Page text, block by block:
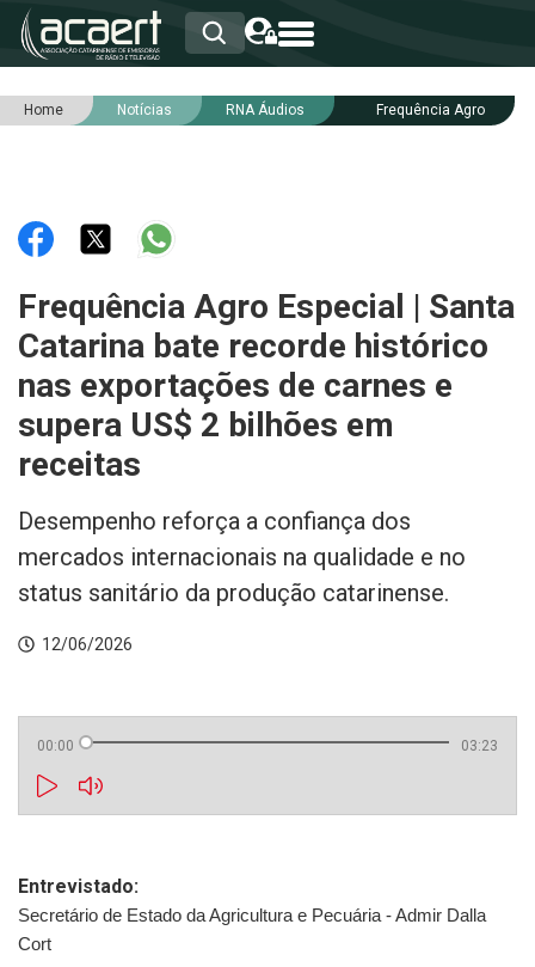
HOME
RNA
NOTÍCIAS
SERVIÇOS
INTEGRIDADE
Home Notícias RNA Áudios Frequência Agro
Frequência Agro Especial | Santa
Catarina bate recorde histórico
nas exportações de carnes e
supera US$ 2 bilhões em
receitas
Desempenho reforça a confiança dos
mercados internacionais na qualidade e no
status sanitário da produção catarinense.
12/06/2026
00:00 03:23
Entrevistado:
Secretário de Estado da Agricultura e Pecuária - Admir Dalla
Cort